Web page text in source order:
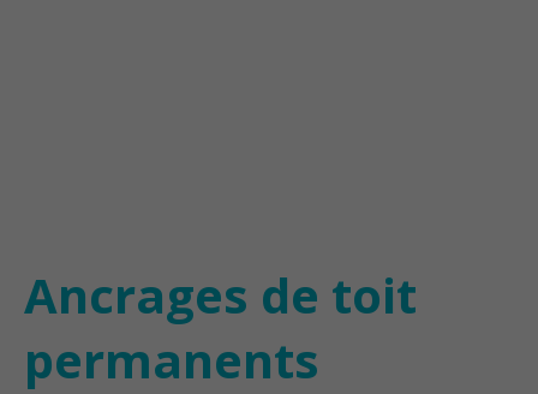
Ancrages de toit
permanents